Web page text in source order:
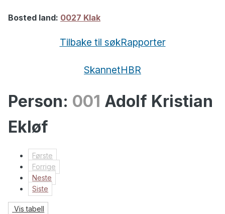
MENNfinner jeg
Adolf Christian Ekløv (f. 1839) * par 1861/gnr. 57 og 61
Bosted land: 0027 Klak
Tilbake til søkRapporter
SkannetHBR
Person: 001 Adolf Kristian
Ekløf
Første
Forrige
Neste
Siste
Vis tabell